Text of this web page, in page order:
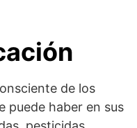
de los
puede haber en sus